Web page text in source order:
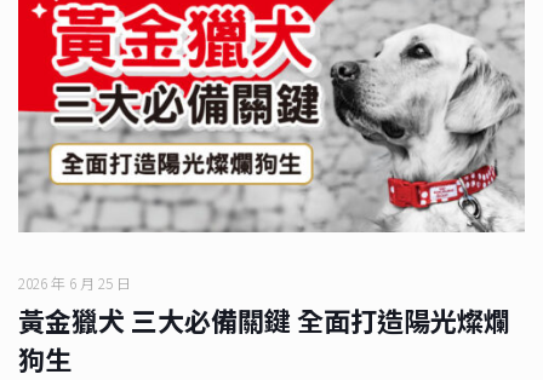
2026 年 6 月 25 日
黃金獵犬 三大必備關鍵 全面打造陽光燦爛
狗生